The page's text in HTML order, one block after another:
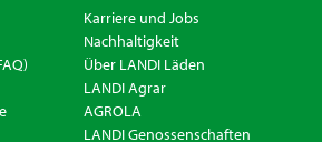
Karriere und Jobs
Nachhaltigkeit
Über LANDI Läden
LANDI Agrar
AGROLA
LANDI Genossenschaften